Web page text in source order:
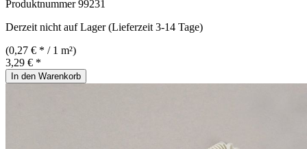
Produktnummer99231
Derzeit nicht auf Lager (Lieferzeit 3-14 Tage)
(0,27 € * / 1 m²)
3,29 € *
In den Warenkorb